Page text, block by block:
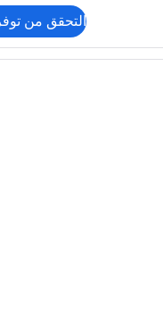
التحقق من